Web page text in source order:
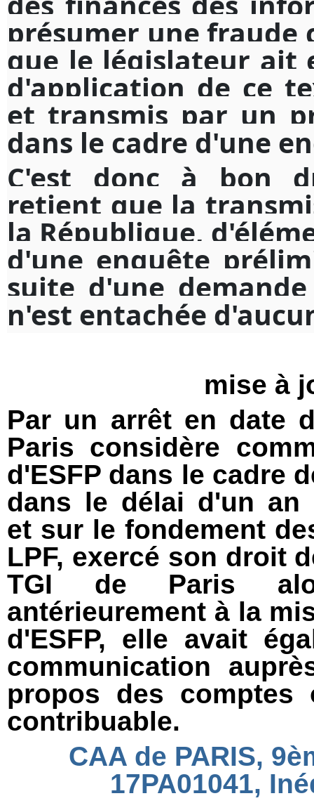
présumer une fraude
que le législateur ait
d'application de ce
et transmis par un
dans le cadre d'une
C'est donc à bon
retient que la
la République,
d'une enquête
suite d'une
n'est entachée
mise à
Par un arrêt en date
Paris considère
d'ESFP dans le cadre
dans le délai d'un an
et sur le fondement
LPF, exercé son droit
TGI de Paris
antérieurement à la
d'ESFP, elle avait
communication
propos des
contribuable.
CAA de PARIS,
17PA01041,